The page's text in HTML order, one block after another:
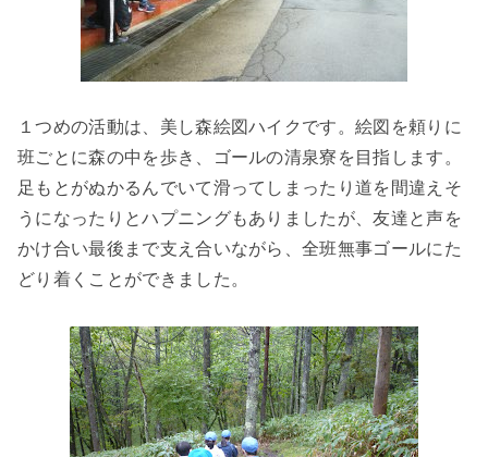
１つめの活動は、美し森絵図ハイクです。絵図を頼りに
班ごとに森の中を歩き、ゴールの清泉寮を目指します。
足もとがぬかるんでいて滑ってしまったり道を間違えそ
うになったりとハプニングもありましたが、友達と声を
かけ合い最後まで支え合いながら、全班無事ゴールにた
どり着くことができました。